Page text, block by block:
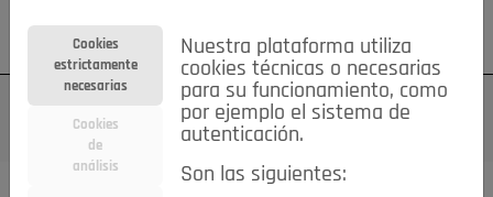
Su cuenta Regístrese ¿Olvidó su contraseña?
Cookies
estrictamente
necesarias
Cookies
de
análisis
Nuestra plataforma utiliza
cookies técnicas o necesarias
para su funcionamiento, como
por ejemplo el sistema de
autenticación.
Son las siguientes: